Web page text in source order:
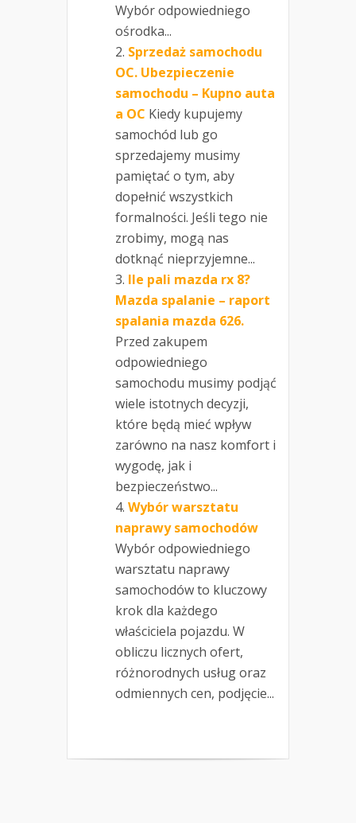
Wybór odpowiedniego
ośrodka...
Sprzedaż samochodu
OC. Ubezpieczenie
samochodu – Kupno auta
a OC Kiedy kupujemy
samochód lub go
sprzedajemy musimy
pamiętać o tym, aby
dopełnić wszystkich
formalności. Jeśli tego nie
zrobimy, mogą nas
dotknąć nieprzyjemne...
Ile pali mazda rx 8?
Mazda spalanie – raport
spalania mazda 626.
Przed zakupem
odpowiedniego
samochodu musimy podjąć
wiele istotnych decyzji,
które będą mieć wpływ
zarówno na nasz komfort i
wygodę, jak i
bezpieczeństwo...
Wybór warsztatu
naprawy samochodów
Wybór odpowiedniego
warsztatu naprawy
samochodów to kluczowy
krok dla każdego
właściciela pojazdu. W
obliczu licznych ofert,
różnorodnych usług oraz
odmiennych cen, podjęcie...